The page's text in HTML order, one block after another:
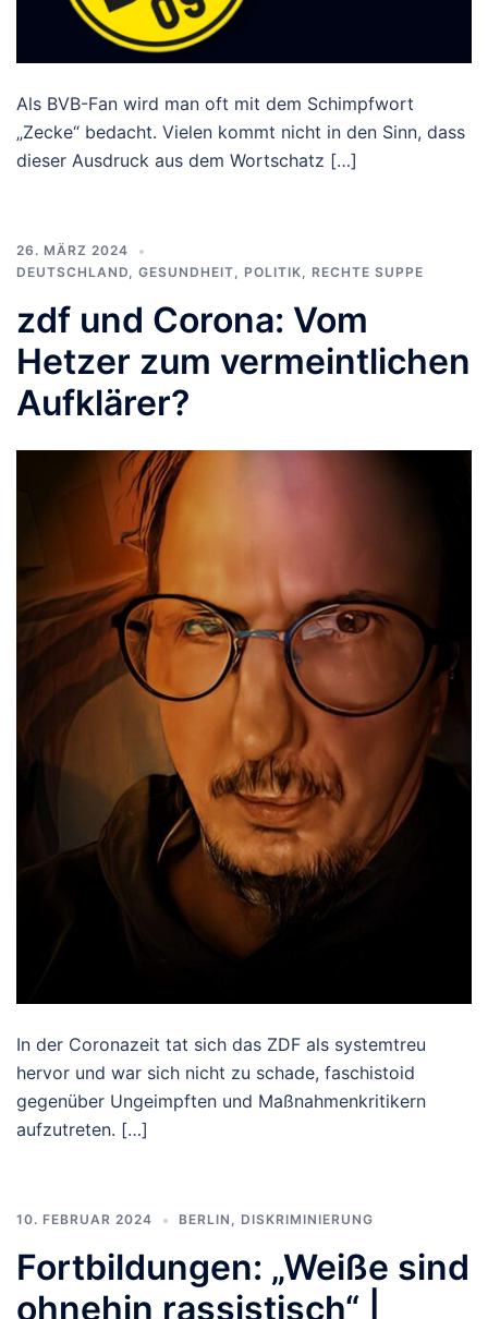
Als BVB-Fan wird man oft mit dem Schimpfwort
„Zecke“ bedacht. Vielen kommt nicht in den Sinn, dass
dieser Ausdruck aus dem Wortschatz […]
26. MÄRZ 2024
DEUTSCHLAND, GESUNDHEIT, POLITIK, RECHTE SUPPE
zdf und Corona: Vom
Hetzer zum vermeintlichen
Aufklärer?
In der Coronazeit tat sich das ZDF als systemtreu
hervor und war sich nicht zu schade, faschistoid
gegenüber Ungeimpften und Maßnahmenkritikern
aufzutreten. […]
10. FEBRUAR 2024 BERLIN , DISKRIMINIERUNG
Fortbildungen: „Weiße sind
ohnehin rassistisch“ |